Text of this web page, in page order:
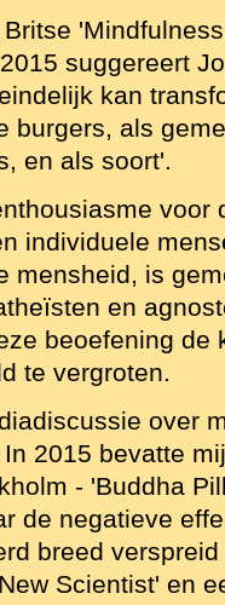
suggereert
kan
burgers, als
en als soort'.
voor
individuele
mensheid, is
en
beoefening de
te vergroten.
over
2015 bevatte
- 'Buddha
de negatieve
breed
Scientist' en